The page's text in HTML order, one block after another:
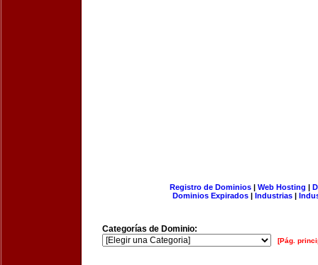
Registro de Dominios| Web Hosting |
Dominios Expirados | Industrias |
Categorías de Dominio:
[Pág.